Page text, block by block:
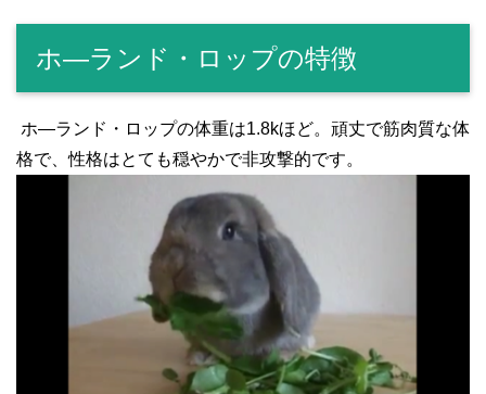
ホ―ランド・ロップの特徴
ホ―ランド・ロップの体重は1.8kほど。頑丈で筋肉質な体
格で、性格はとても穏やかで非攻撃的です。